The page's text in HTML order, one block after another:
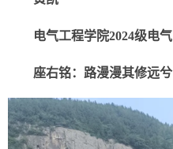
电气工程学院2024级电
座右铭：路漫漫其修远